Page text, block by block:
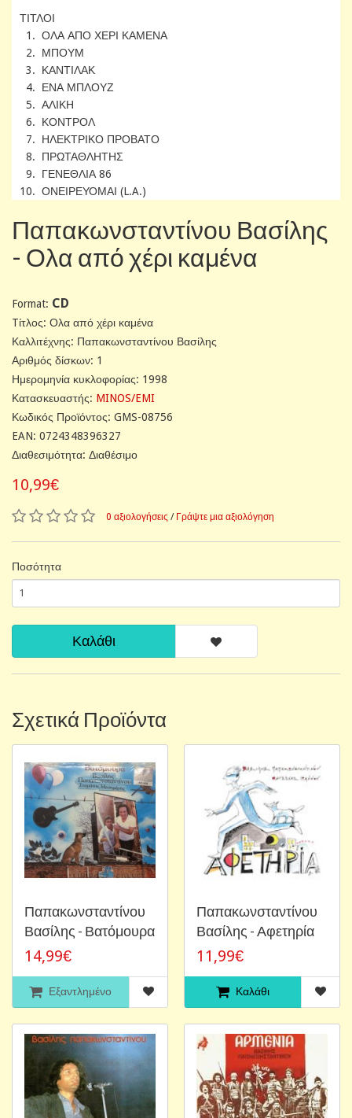
ΤΙΤΛΟΙ
1. ΟΛΑ ΑΠΟ ΧΕΡΙ ΚΑΜΕΝΑ
2. ΜΠΟΥΜ
3. ΚΑΝΤΙΛΑΚ
4. ΕΝΑ ΜΠΛΟΥΖ
5. ΑΛΙΚΗ
6. ΚΟΝΤΡΟΛ
7. ΗΛΕΚΤΡΙΚΟ ΠΡΟΒΑΤΟ
8. ΠΡΩΤΑΘΛΗΤΗΣ
9. ΓΕΝΕΘΛΙΑ 86
10. ΟΝΕΙΡΕΥΟΜΑΙ (L.A.)
Παπακωνσταντίνου Βασίλης
- Ολα από χέρι καμένα
Format: CD
Tίτλος: Ολα από χέρι καμένα
Καλλιτέχνης: Παπακωνσταντίνου Βασίλης
Αριθμός δίσκων: 1
Ημερομηνία κυκλοφορίας: 1998
Κατασκευαστής: MINOS/EMI
Κωδικός Προϊόντος: GMS-08756
EAN: 0724348396327
Διαθεσιμότητα: Διαθέσιμο
10,99€
0 αξιολογήσεις / Γράψτε μια αξιολόγηση
Ποσότητα
Καλάθι
Σχετικά Προϊόντα
Παπακωνσταντίνου
Βασίλης - Βατόμουρα
14,99€
Εξαντλημένο
Παπακωνσταντίνου
Βασίλης - Αφετηρία
11,99€
Καλάθι